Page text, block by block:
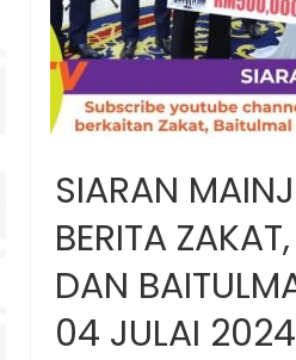
SIARAN
BERITA
DAN
04 JULAI 2024